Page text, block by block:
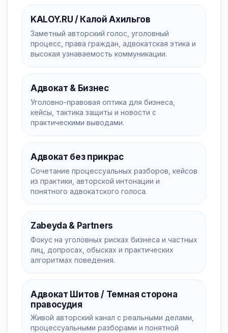
KALOY.RU / Калой Ахильгов
Заметный авторский голос, уголовный
процесс, права граждан, адвокатская этика и
высокая узнаваемость коммуникации.
Адвокат & Бизнес
Уголовно-правовая оптика для бизнеса,
кейсы, тактика защиты и новости с
практическими выводами.
Адвокат без прикрас
Сочетание процессуальных разборов, кейсов
из практики, авторской интонации и
понятного адвокатского голоса.
Zabeyda & Partners
Фокус на уголовных рисках бизнеса и частных
лиц, допросах, обысках и практических
алгоритмах поведения.
Адвокат Шитов / Темная сторона
правосудия
Живой авторский канал с реальными делами,
процессуальными разборами и понятной